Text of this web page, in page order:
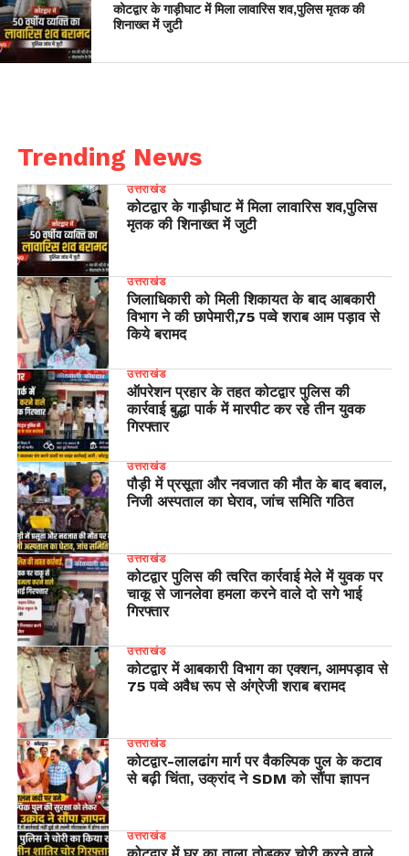
कोटद्वार के गाड़ीघाट में मिला लावारिस शव,पुलिस मृतक की
शिनाख्त में जुटी
Trending News
उत्तराखंड
कोटद्वार के गाड़ीघाट में मिला लावारिस शव,पुलिस
मृतक की शिनाख्त में जुटी
उत्तराखंड
जिलाधिकारी को मिली शिकायत के बाद आबकारी
विभाग ने की छापेमारी,75 पव्वे शराब आम पड़ाव से
किये बरामद
उत्तराखंड
ऑपरेशन प्रहार के तहत कोटद्वार पुलिस की
कार्रवाई बुद्धा पार्क में मारपीट कर रहे तीन युवक
गिरफ्तार
उत्तराखंड
पौड़ी में प्रसूता और नवजात की मौत के बाद बवाल,
निजी अस्पताल का घेराव, जांच समिति गठित
उत्तराखंड
कोटद्वार पुलिस की त्वरित कार्रवाई मेले में युवक पर
चाकू से जानलेवा हमला करने वाले दो सगे भाई
गिरफ्तार
उत्तराखंड
कोटद्वार में आबकारी विभाग का एक्शन, आमपड़ाव से
75 पव्वे अवैध रूप से अंग्रेजी शराब बरामद
उत्तराखंड
​कोटद्वार-लालढांग मार्ग पर वैकल्पिक पुल के कटाव
से बढ़ी चिंता, उक्रांद ने SDM को सौंपा ज्ञापन
उत्तराखंड